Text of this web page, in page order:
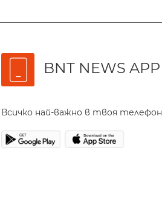
BNT NEWS APP
Всичко най-важно в твоя телефон